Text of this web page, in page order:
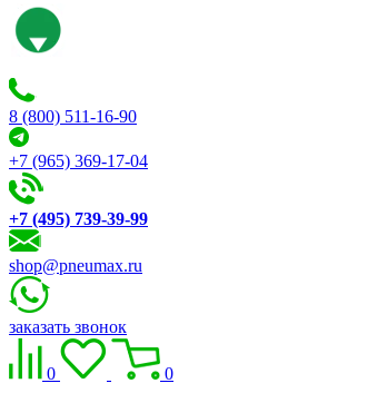
8 (800) 511-16-90
+7 (965) 369-17-04
+7 (495) 739-39-99
shop@pneumax.ru
заказать звонок
0 0